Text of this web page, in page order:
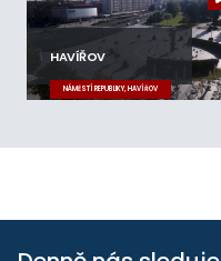
HAVÍŘOV
NÁMĚSTÍ REPUBLIKY, HAVÍŘOV